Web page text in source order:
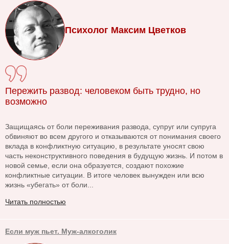
Психолог Максим Цветков
Пережить развод: человеком быть трудно, но
возможно
Защищаясь от боли переживания развода, супруг или супруга
обвиняют во всем другого и отказываются от понимания своего
вклада в конфликтную ситуацию, в результате уносят свою
часть неконструктивного поведения в будущую жизнь. И потом в
новой семье, если она образуется, создают похожие
конфликтные ситуации. В итоге человек вынужден или всю
жизнь «убегать» от боли...
Читать полностью
Если муж пьет. Муж-алкоголик